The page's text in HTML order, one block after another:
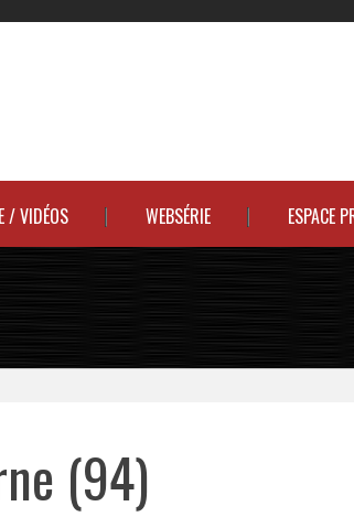
/ VIDÉOS WEBSÉRIE ESPACE
(94)